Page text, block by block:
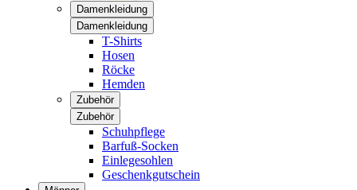
Damenkleidung
Damenkleidung
T-Shirts
Hosen
Röcke
Hemden
Zubehör
Zubehör
Schuhpflege
Barfuß-Socken
Einlegesohlen
Geschenkgutschein